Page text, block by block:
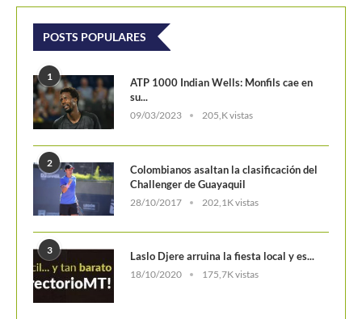
POSTS POPULARES
1
ATP 1000 Indian Wells: Monfils cae en
su...
09/03/2023 205,K vistas
2
Colombianos asaltan la clasificación del
Challenger de Guayaquil
28/10/2017 202,1K vistas
3 Laslo Djere arruina la fiesta local y es...
18/10/2020 175,7K vistas